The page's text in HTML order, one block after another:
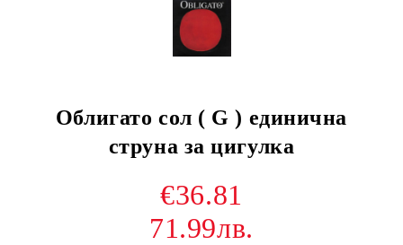
Облигато сол ( G ) единична
струна за цигулка
€36.81
71.99лв.